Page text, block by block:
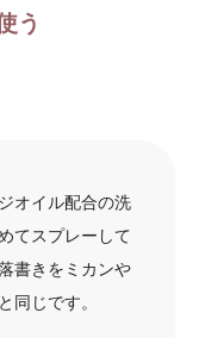
う
オイル配合の洗
てスプレーして
書きをミカンや
同じです。